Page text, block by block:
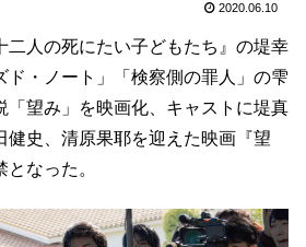
2020.06.10
二人の死にたい子どもたち』の堤幸
ド・ノート」「検察側の罪人」の雫
「望み」を映画化、キャストに堤真
健史、清原果耶を迎えた映画『望
なった。